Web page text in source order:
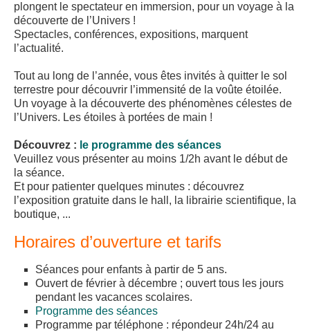
plongent le spectateur en immersion, pour un voyage à la
découverte de l’Univers !
Spectacles, conférences, expositions, marquent
l’actualité.
Tout au long de l’année, vous êtes invités à quitter le sol
terrestre pour découvrir l’immensité de la voûte étoilée.
Un voyage à la découverte des phénomènes célestes de
l’Univers. Les étoiles à portées de main !
Découvrez : le programme des séances
Veuillez vous présenter au moins 1/2h avant le début de
la séance.
Et pour patienter quelques minutes : découvrez
l’exposition gratuite dans le hall, la librairie scientifique, la
boutique, ...
Horaires d’ouverture et tarifs
Séances pour enfants à partir de 5 ans.
Ouvert de février à décembre ; ouvert tous les jours
pendant les vacances scolaires.
Programme des séances
Programme par téléphone : répondeur 24h/24 au